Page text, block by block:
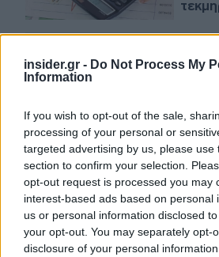
insider.gr - Do Not Process My
Information
If you wish to opt-out of the sale,
processing of your personal or
targeted advertising by us, please use
section to confirm your selection.
opt-out request is processed you may
interest-based ads based on personal
us or personal information disclosed
your opt-out. You may separately opt-
disclosure of your personal
22-10-
τα
21-10-